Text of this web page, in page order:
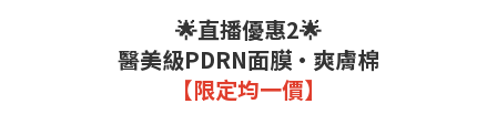
🌟直播優惠2🌟
醫美級PDRN面膜·爽膚棉
【限定均一價】